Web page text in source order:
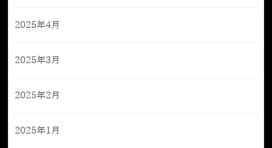
2025年4月
2025年3月
2025年2月
2025年1月